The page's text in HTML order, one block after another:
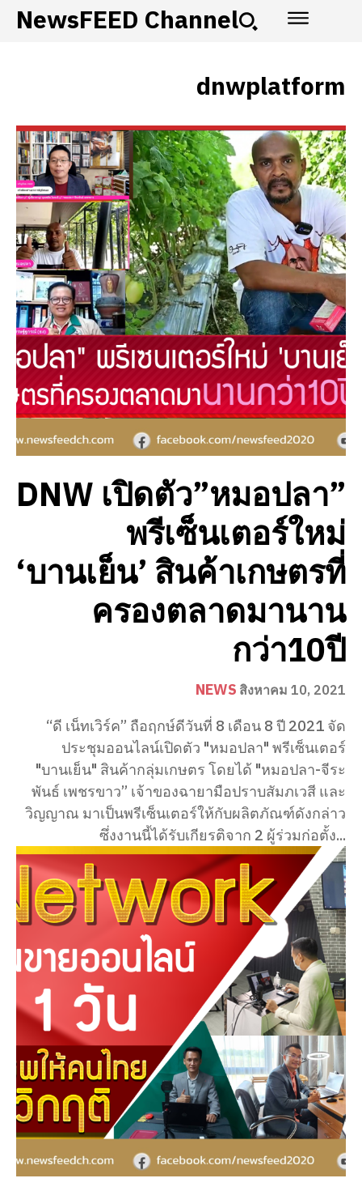
NewsFEED Channel
dnwplatform
DNW เปิดตัว”หมอปลา”
พรีเซ็นเตอร์ใหม่
‘บานเย็น’ สินค้าเกษตรที่
ครองตลาดมานาน
กว่า10ปี
NEWS สิงหาคม 10, 2021
“ดี เน็ทเวิร์ค” ถือฤกษ์ดีวันที่ 8 เดือน 8 ปี 2021 จัด
ประชุมออนไลน์เปิดตัว​ "หมอปลา" พรี​เซ็นเตอร์​
"บานเย็น" สินค้ากลุ่มเกษตร โดยได้ "หมอปลา-จีระ
พันธ์ เพชรขาว” เจ้าของฉายามือปราบสัมภเวสี และ
วิญญาณ มาเป็นพรีเซ็นเตอร์ให้กับผลิตภัณฑ์ดังกล่าว
ซึ่งงานนี้ได้รับเกียรติจาก 2 ผู้ร่วมก่อตั้ง...